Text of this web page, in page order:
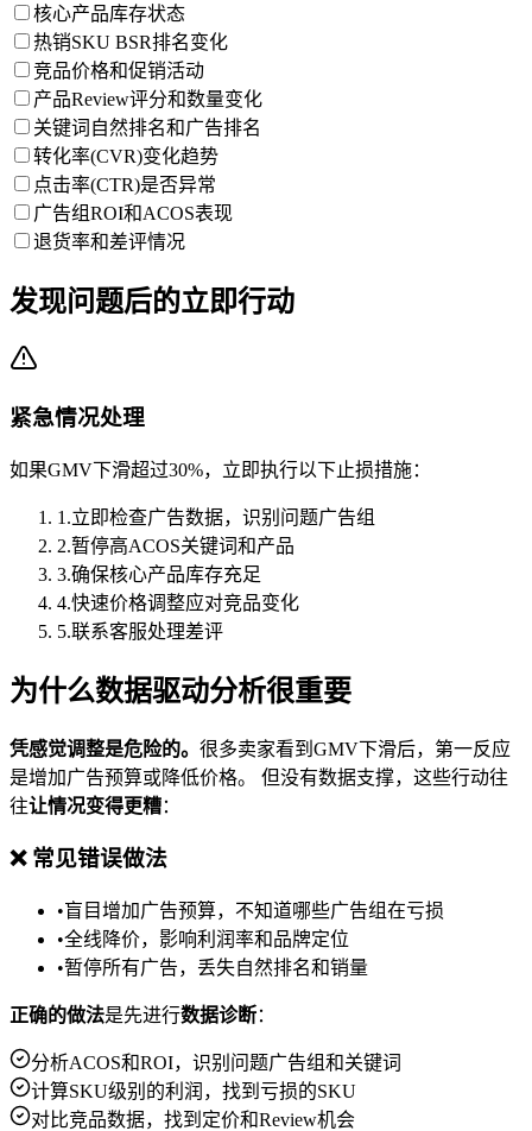
核心产品库存状态
热销SKU BSR排名变化
竞品价格和促销活动
产品Review评分和数量变化
关键词自然排名和广告排名
转化率(CVR)变化趋势
点击率(CTR)是否异常
广告组ROI和ACOS表现
退货率和差评情况
发现问题后的立即行动
紧急情况处理
如果GMV下滑超过30%，立即执行以下止损措施：
1 .立即检查广告数据，识别问题广告组
2.暂停高ACOS关键词和产品
3.确保核心产品库存充足
4.快速价格调整应对竞品变化
5.联系客服处理差评
为什么数据驱动分析很重要
凭感觉调整是危险的。 很多卖家看到GMV下滑后，第一反应
是增加广告预算或降低价格。 但没有数据支撑，这些行动往
往让情况变得更糟：
❌ 常见错误做法
•盲目增加广告预算，不知道哪些广告组在亏损
•全线降价，影响利润率和品牌定位
•暂停所有广告，丢失自然排名和销量
正确的做法是先进行数据诊断：
分析ACOS和ROI，识别问题广告组和关键词
计算SKU级别的利润，找到亏损的SKU
对比竞品数据，找到定价和Review机会